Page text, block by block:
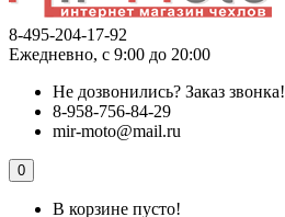
8-495-204-17-92
Ежедневно, с 9:00 до 20:00
Не дозвонились? Заказ звонка!
8-958-756-84-29
mir-moto@mail.ru
0
В корзине пусто!